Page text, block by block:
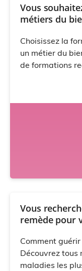
Vous
métiers du
Choisissez la
un métier du
de formations
Vous
remède pour
Comment
Découvrez tous
maladies les